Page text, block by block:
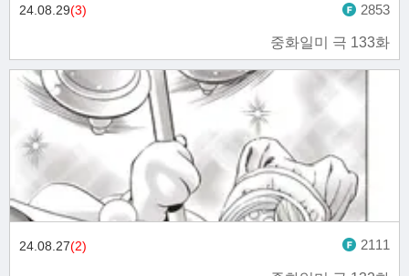
중화일미 극 133화
24.08.29(3) 2853
24.08.27(2) 2111